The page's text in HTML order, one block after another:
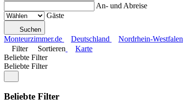
An- und Abreise
Gäste
Suchen
Monteurzimmer.de Deutschland Nordrhein-Westfalen
Filter
Sortieren
Karte
Beliebte Filter
Beliebte Filter
Beliebte Filter